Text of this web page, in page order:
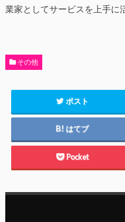
業家としてサービスを上手に
その他
ポスト
はてブ
Pocket